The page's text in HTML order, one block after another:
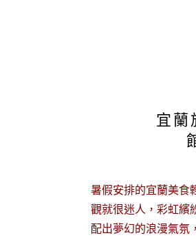
宜
暑假安排的宜蘭美食
觀就很迷人，彩虹繽
配出夢幻的浪漫氣氛